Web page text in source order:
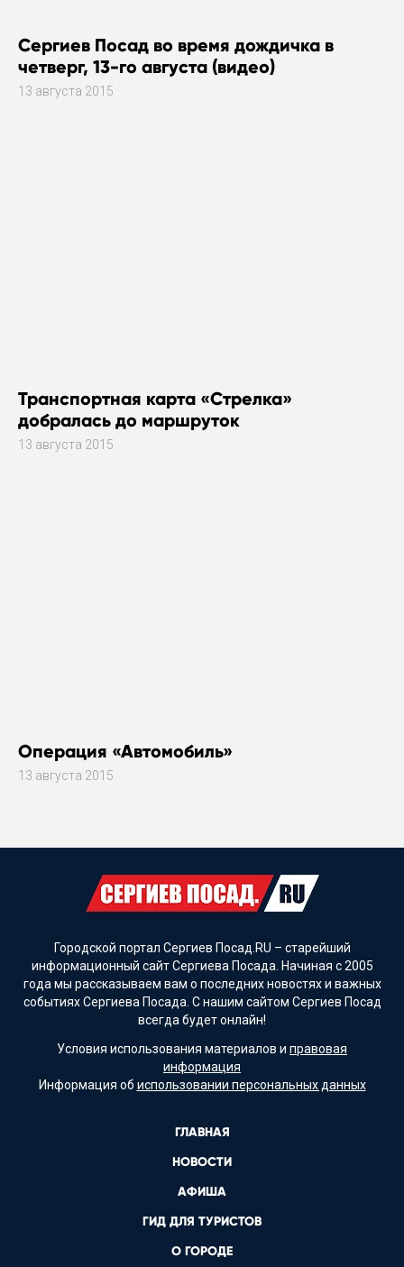
Сергиев Посад во время дождичка в
четверг, 13-го августа (видео)
13 августа 2015
Транспортная карта «Стрелка»
добралась до маршруток
13 августа 2015
Операция «Автомобиль»
13 августа 2015
Городской портал Сергиев Посад.RU – старейший
информационный сайт Сергиева Посада. Начиная с 2005
года мы рассказываем вам о последних новостях и важных
событиях Сергиева Посада. С нашим сайтом Сергиев Посад
всегда будет онлайн!
Условия использования материалов и правовая
информация
Информация об использовании персональных данных
ГЛАВНАЯ
НОВОСТИ
АФИША
ГИД ДЛЯ ТУРИСТОВ
О ГОРОДЕ